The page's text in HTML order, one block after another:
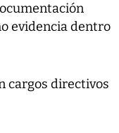
evidencia dentro
cargos directivos